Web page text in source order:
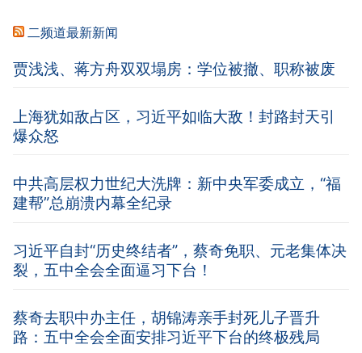
二频道最新新闻
贾浅浅、蒋方舟双双塌房：学位被撤、职称被废
上海犹如敌占区，习近平如临大敌！封路封天引
爆众怒
中共高层权力世纪大洗牌：新中央军委成立，“福
建帮”总崩溃内幕全纪录
习近平自封“历史终结者”，蔡奇免职、元老集体决
裂，五中全会全面逼习下台！
蔡奇去职中办主任，胡锦涛亲手封死儿子晋升
路：五中全会全面安排习近平下台的终极残局